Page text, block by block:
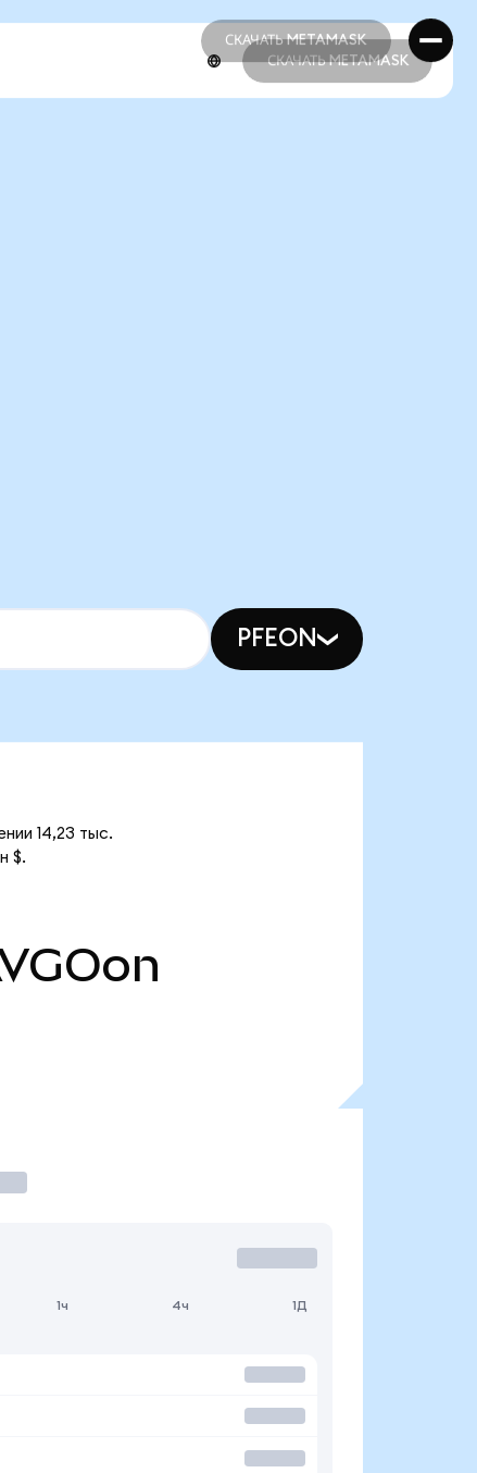
СКАЧАТЬ METAMASK
СКАЧАТЬ METAMASK
СКАЧАТЬ METAMASK
PFEON
14,23 тыс.
$.
1ч 4ч 1Д